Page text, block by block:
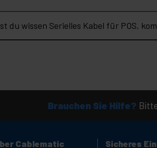
du wissen Serielles Kabel für POS,
Brauchen Sie Hilfe?
Cablematic Sicheres